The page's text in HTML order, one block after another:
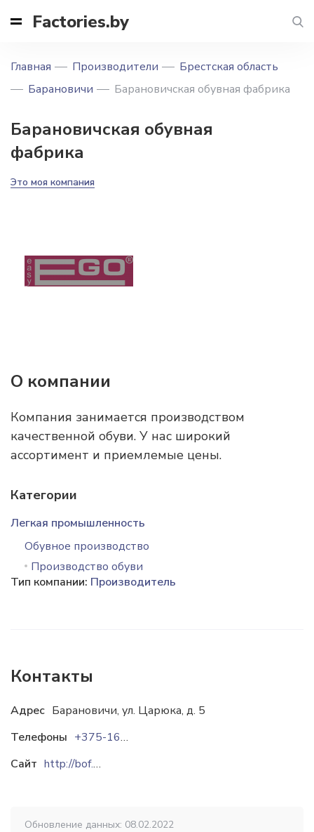
Factories.by
Главная Производители
Брестская область
Барановичи
Барановичская обувная фабрика
Барановичская обувная
фабрика
Это моя компания
О компании
Компания занимается производством
качественной обуви. У нас широкий
ассортимент и приемлемые цены.
Категории
Легкая промышленность
Обувное производство
Производство обуви
Тип компании: Производитель
Контакты
Адрес Барановичи, ул. Царюка, д. 5
Телефоны
+375-163-46-41-52
Сайт
http://bof.by
Обновление данных: 08.02.2022